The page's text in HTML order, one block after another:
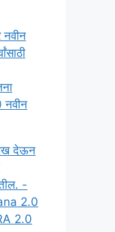
नवीन
देऊन
-
2.0
2.0